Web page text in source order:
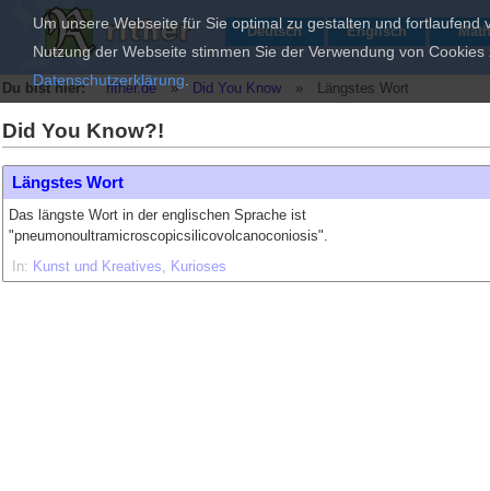
Deutsch Englisch
Du bist hier: rither.de » Did You Know » Längstes Wort
Did You Know?!
Längstes Wort
Das längste Wort in der englischen Sprache ist
"pneumonoultramicroscopicsilicovolcanoconiosis".
In: Kunst und Kreatives Kurioses
Um unsere Webseite für Sie optimal zu gestalten und
Nutzung der Webseite stimmen Sie der Verwendung von
Datenschutzerklärung.